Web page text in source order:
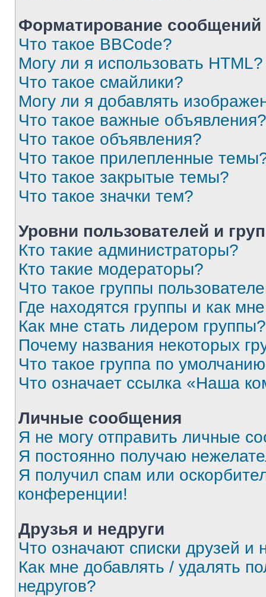
Форматирование
Что такое BBCode?
Могу ли я использовать HTML?
Что такое смайлики?
Могу ли я добавлять
Что такое важные объявления?
Что такое объявления?
Что такое прилепленные
Что такое закрытые темы?
Что такое значки тем?
Уровни пользователей и
Кто такие администраторы?
Кто такие модераторы?
Что такое группы
Где находятся группы и как
Как мне стать лидером группы?
Почему названия некоторых
Что такое группа по
Что означает ссылка «Наша
Личные сообщения
Я не могу отправить личные
Я постоянно получаю
Я получил спам или
конференции!
Друзья и недруги
Что означают списки друзей и
Как мне добавлять / удалять
недругов?